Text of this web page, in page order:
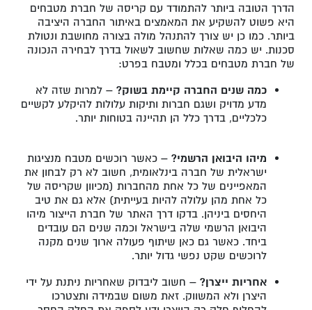
הדרך הטובה ביותר להתמודד עם קריסה של חברת מטבחים
היא פשוט להשקיע את המאמצים באיתור החברה היציבה
ביותר. כמו כן יש צורך להתנהל מולה בצורה מחושבת ונטולת
סכנות. יש כמה שאלות שחשוב לשאול בדרך לבחירה הנכונה
של חברת מטבחים בכלל ומטבח בפרט:
כמה שנים החברה קיימת בשוק? – למרות שזה לא
מדע מדויק ושגם חברות ותיקות עלולות להיקלע לקשיים
כלכליים, בדרך כלל הן תהיינה בטוחות יותר.
מיהו היבואן הרשמי? – כאשר רוכשים מטבח מנציגות
ישראלית של חברה בינלאומית, חשוב לא רק לבחון את
המאפיינים של כל אחת מהחברות (מכיוון שקריסה של
כל אחת מהן עלולה להיות בעייתית) אלא גם את טיב
היחסים ביניהן. בדקו דרך האתר של חברת הייצור מיהו
היבואן הרשמי שלה בישראל וכמה שנים הם עובדים
ביחד. כאשר גם כאן שיתוף פעולה ארוך שנים מקנה
לרוכשים שקט נפשי גדול יותר.
אחריות ייצרן? – חשוב ליבדוק שאחריות ניתנת על ידי
היצרן ולא המשווק. זאת משום שבמידה ותצטרכו